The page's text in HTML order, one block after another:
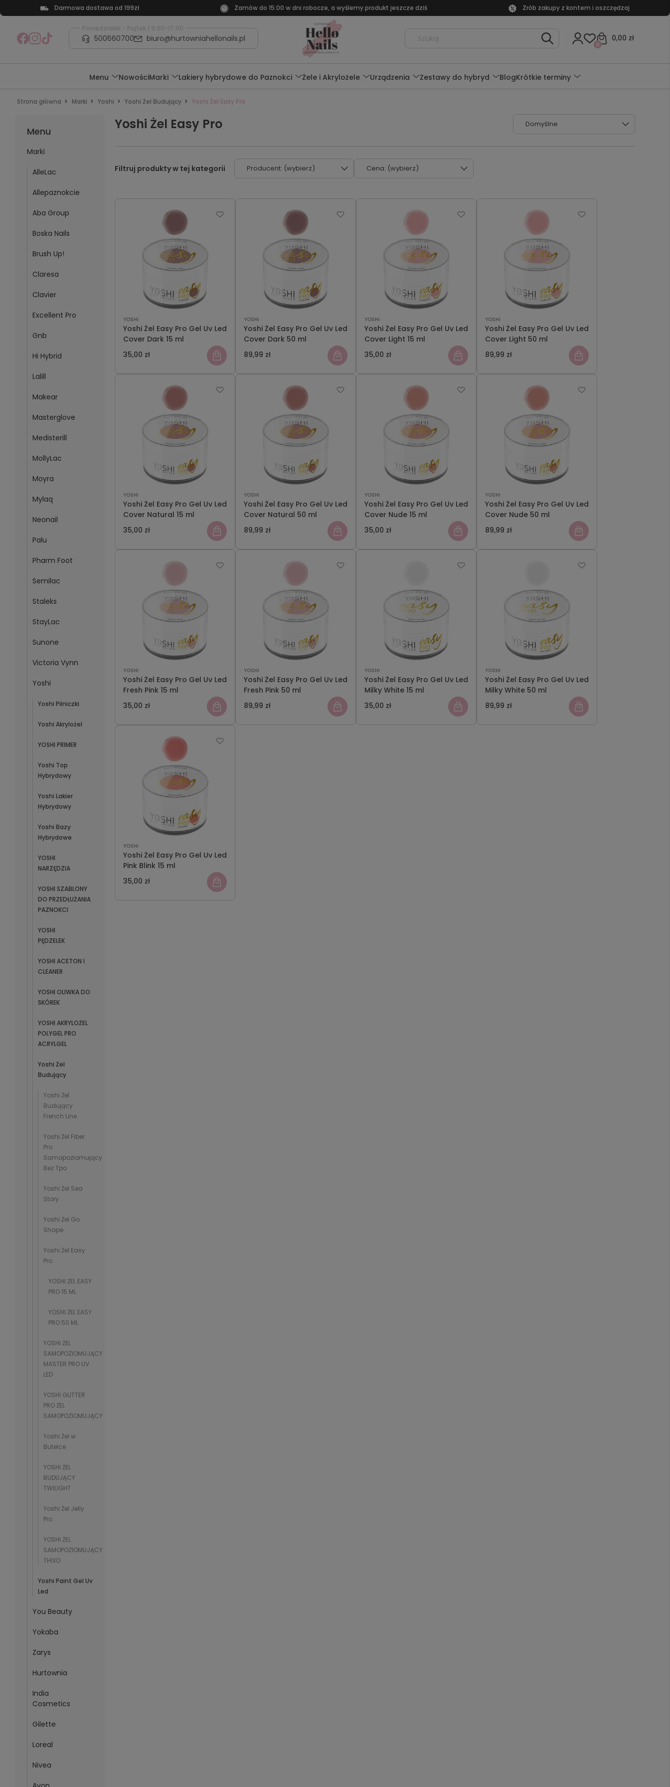
Darmowa dostawa od 199zł Zamów do 15:00 w dni robocze, a wyślemy produkt jeszcze dziś Zrób zakupy z kontem i oszczędzaj
Poniedziałek - Piątek | 9:00-17:00
500660700 biuro@hurtowniahellonails.pl 0,00 zł
0
Menu NowościMarki Lakiery hybrydowe do Paznokci Żele i Akrylożele Urządzenia Zestawy do hybryd BlogKrótkie terminy
Strona główna Marki Yoshi Yoshi Żel Budujący Yoshi Żel Easy Pro
Menu
Marki
AlleLac
Allepaznokcie
Aba Group
Boska Nails
Brush Up!
Claresa
Clavier
Excellent Pro
Gnb
Hi Hybrid
Lalill
Makear
Masterglove
Medisterill
MollyLac
Moyra
Mylaq
Neonail
Palu
Pharm Foot
Semilac
Staleks
StayLac
Sunone
Victoria Vynn
Yoshi
Yoshi Pilniczki
Yoshi Akrylożel
YOSHI PRIMER
Yoshi Top
Hybrydowy
Yoshi Lakier
Hybrydowy
Yoshi Bazy
Hybrydowe
YOSHI
NARZĘDZIA
YOSHI SZABLONY
DO PRZEDŁUŻANIA
PAZNOKCI
YOSHI
PĘDZELEK
YOSHI ACETON I
CLEANER
YOSHI OLIWKA DO
SKÓREK
YOSHI AKRYLOŻEL
POLYGEL PRO
ACRYLGEL
Yoshi Żel
Budujący
Yoshi Żel
Budujący
French Line
Yoshi Żel Fiber
Pro
Samopoziomujący
Bez Tpo
Yoshi Żel Sea
Story
Yoshi Żel Go
Shape
Yoshi Żel Easy
Pro
YOSHI ŻEL EASY
PRO 15 ML
YOSHI ŻEL EASY
PRO 50 ML
YOSHI ŻEL
SAMOPOZIOMUJĄCY
MASTER PRO UV
LED
YOSHI GLITTER
PRO ŻEL
SAMOPOZIOMUJĄCY
Yoshi Żel w
Butelce
YOSHI ŻEL
BUDUJĄCY
TWILIGHT
Yoshi Żel Jelly
Pro
YOSHI ŻEL
SAMOPOZIOMUJĄCY
THIXO
Yoshi Paint Gel Uv
Led
You Beauty
Yokaba
Zarys
Hurtownia
India
Cosmetics
Gilette
Loreal
Nivea
Yoshi Żel Easy Pro
Producent: (wybierz) Cena: (wybierz)
YOSHI
Yoshi Żel Easy Pro Gel Uv Led
Cover Dark 15 ml
35,00 zł
YOSHI
Yoshi Żel Easy Pro Gel Uv Led
Cover Dark 50 ml
89,99 zł
YOSHI
Yoshi Żel Easy Pro Gel Uv Led
Cover Light 15 ml
35,00 zł
YOSHI
Yoshi Żel Easy Pro Gel Uv Led
Cover Light 50 ml
89,99 zł
YOSHI
Yoshi Żel Easy Pro Gel Uv Led
Cover Natural 15 ml
35,00 zł
YOSHI
Yoshi Żel Easy Pro Gel Uv Led
Cover Natural 50 ml
89,99 zł
YOSHI
Yoshi Żel Easy Pro Gel Uv Led
Cover Nude 15 ml
35,00 zł
YOSHI
Yoshi Żel Easy Pro Gel Uv Led
Cover Nude 50 ml
89,99 zł
YOSHI
Yoshi Żel Easy Pro Gel Uv Led
Fresh Pink 15 ml
35,00 zł
YOSHI
Yoshi Żel Easy Pro Gel Uv Led
Fresh Pink 50 ml
89,99 zł
YOSHI
Yoshi Żel Easy Pro Gel Uv Led
Milky White 15 ml
35,00 zł
YOSHI
Yoshi Żel Easy Pro Gel Uv Led
Milky White 50 ml
89,99 zł
YOSHI
Yoshi Żel Easy Pro Gel Uv Led
Pink Blink 15 ml
35,00 zł